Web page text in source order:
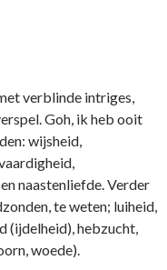
verblinde intriges,
Goh, ik heb ooit
wijsheid,
naastenliefde. Verder
te weten; luiheid,
(ijdelheid), hebzucht,
woede).